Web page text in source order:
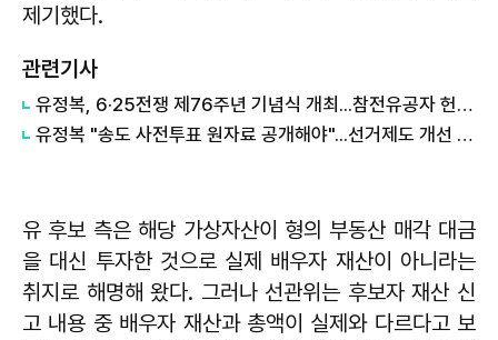
제기했다.
관련기사
유정복, 6·25전쟁 제76주년 기념식 개최...참전유공자 헌신 기려
유정복 "송도 사전투표 원자료 공개해야"...선거제도 개선 촉구
유 후보 측은 해당 가상자산이 형의 부동산 매각 대금
을 대신 투자한 것으로 실제 배우자 재산이 아니라는
취지로 해명해 왔다. 그러나 선관위는 후보자 재산 신
고 내용 중 배우자 재산과 총액이 실제와 다르다고 보